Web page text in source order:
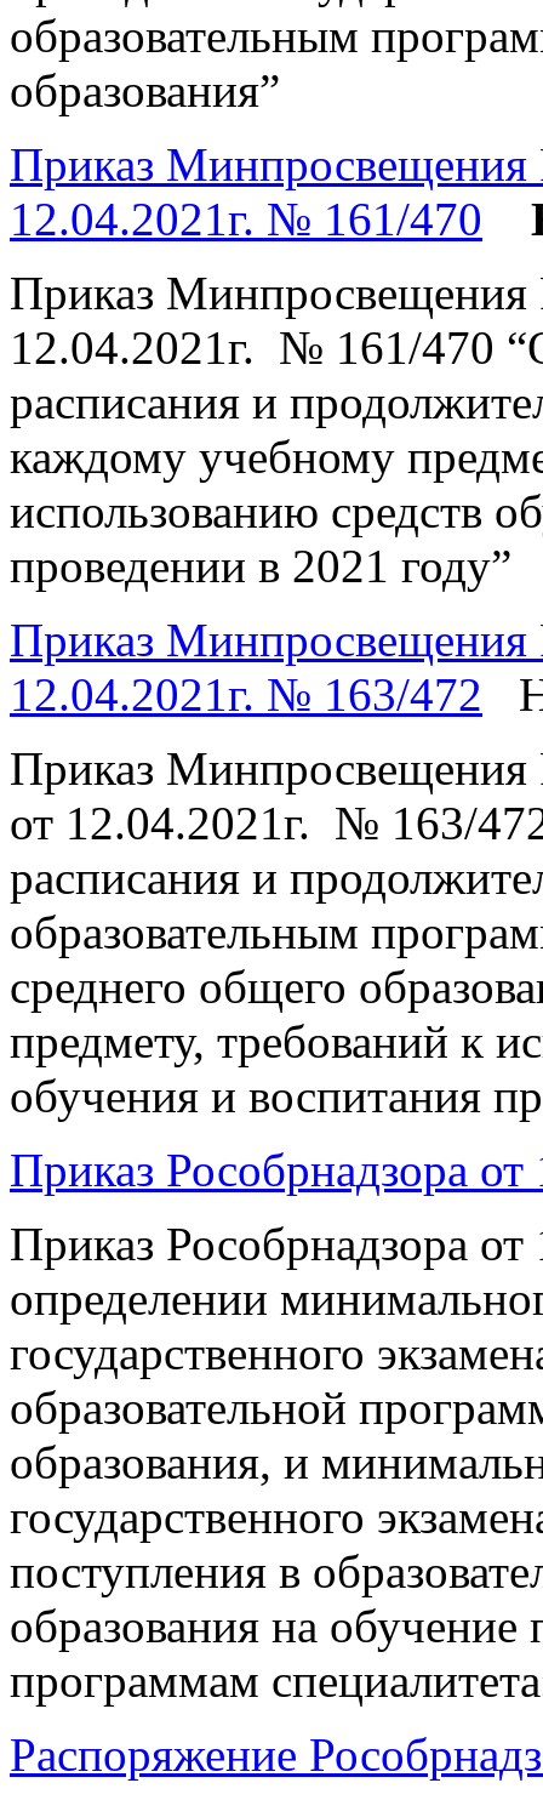
образовательным
образования”
Приказ Минпросвещения
12.04.2021г. № 161/470
Приказ Минпросвещения
12.04.2021г. № 161/470
расписания и
каждому учебному
использованию средств
проведении в 2021 году”
Приказ Минпросвещения
12.04.2021г. № 163/472
Приказ Минпросвещения
от 12.04.2021г. № 163/
расписания и
образовательным
среднего общего
предмету, требований к
обучения и воспитания
Приказ Рособрнадзора
Приказ Рособрнадзора
определении
государственного
образовательной
образования, и
государственного
поступления в
образования на
программам
Распоряжение